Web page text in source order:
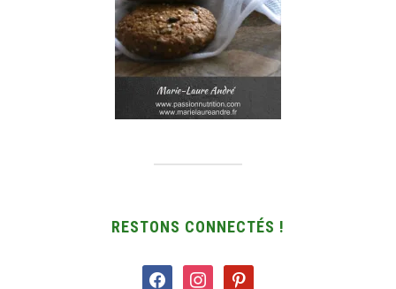
RESTONS CONNECTÉS !
facebookinstagrampinterest